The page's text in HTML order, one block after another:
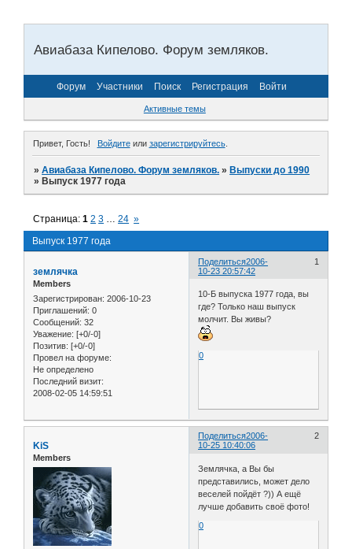
Авиабаза Кипелово. Форум земляков.
Форум Участники Поиск Регистрация Войти
Активные темы
Привет, Гость! Войдитеили зарегистрируйтесь.
»Авиабаза Кипелово. Форум земляков. »Выпуски до 1990
»Выпуск 1977 года
Выпуск 1977 года
Страница:1 2 3 … 24 »
Поделиться 1
2006-
10-23 20:57:42
землячка
Members
Зарегистрирован: 2006-10-23
Приглашений: 0
Сообщений: 32
Уважение: [+0/-0]
Позитив: [+0/-0]
Провел на форуме:
Не определено
Последний визит:
2008-02-05 14:59:51
10-Б выпуска 1977 года, вы
где? Только наш выпуск
молчит. Вы живы?
0
Поделиться 2
2006-
10-25 10:40:06
KiS
Members
Землячка, а Вы бы
представились, может дело
веселей пойдёт ?)) А ещё
лучше добавить своё фото!
0